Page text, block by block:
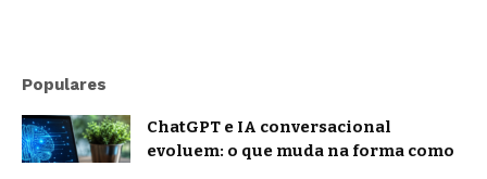
Populares
ChatGPT e IA conversacional
evoluem: o que muda na forma como